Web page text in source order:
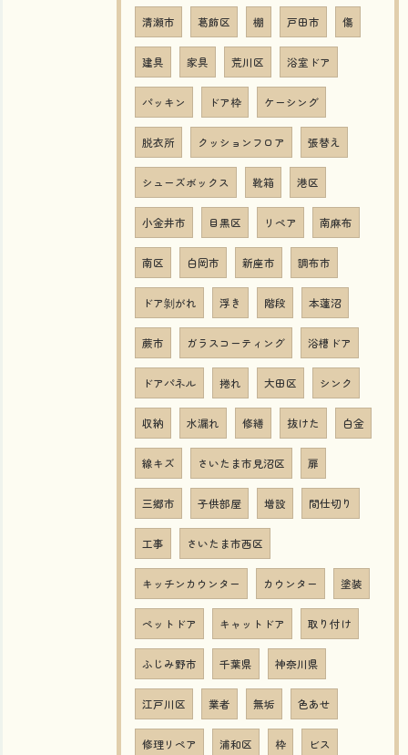
清瀬市 葛飾区 棚 戸田市 傷
建具 家具 荒川区 浴室ドア
パッキン ドア枠 ケーシング
脱衣所 クッションフロア 張替え
シューズボックス 靴箱 港区
小金井市 目黒区 リペア 南麻布
南区 白岡市 新座市 調布市
ドア剝がれ 浮き 階段 本蓮沼
蕨市 ガラスコーティング 浴槽ドア
ドアパネル 捲れ 大田区 シンク
収納 水漏れ 修繕 抜けた 白金
線キズ さいたま市見沼区 扉
三郷市 子供部屋 増設 間仕切り
工事 さいたま市西区
キッチンカウンター カウンター 塗装
ペットドア キャットドア 取り付け
ふじみ野市 千葉県 神奈川県
江戸川区 業者 無垢 色あせ
修理リペア 浦和区 枠 ビス